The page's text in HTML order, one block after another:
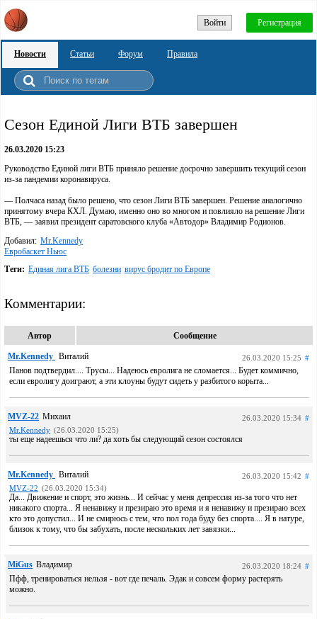
Войти Регистрация
Новости Статьи Форум Правила
Сезон Единой Лиги ВТБ завершен
26.03.2020 15:23
Руководство Единой лиги ВТБ приняло решение досрочно завершить текущий сезон
из-за пандемии коронавируса.
— Полчаса назад было решено, что сезон Лиги ВТБ завершен. Решение аналогично
принятому вчера КХЛ. Думаю, именно оно во многом и повлияло на решение Лиги
ВТБ, — заявил президент саратовского клуба «Автодор» Владимир Родионов.
Добавил: Mr.Kennedy
Евробаскет Ньюс
Теги: Единая лига ВТБ болезни вирус бродит по Европе
Комментарии:
Автор Сообщение
Mr.Kennedy Виталий 26.03.2020 15:25 #
Панов подтвердил.... Трусы... Надеюсь евролига не сломается... Будет коммично,
если евролигу доиграют, а эти клоуны будут сидеть у разбитого корыта...
MVZ-22 Михаил 26.03.2020 15:34 #
Mr.Kennedy (26.03.2020 15:25)
ты еще надеешься что ли? да хоть бы следующий сезон состоялся
Mr.Kennedy Виталий 26.03.2020 15:42 #
MVZ-22 (26.03.2020 15:34)
Да... Движение и спорт, это жизнь... И сейчас у меня депрессия из-за того что нет
никакого спорта... Я ненавижу и презираю это время и я ненавижу и презираю всех
кто это допустил... И не смирюсь с тем, что пол года буду без спорта.... Я в натуре,
близок к тому, что бы забухать, после нескольких лет завязки...
MiGus Владимир 26.03.2020 18:24 #
Пфф, тренироваться нельзя - вот где печаль. Эдак и совсем форму растерять
можно.